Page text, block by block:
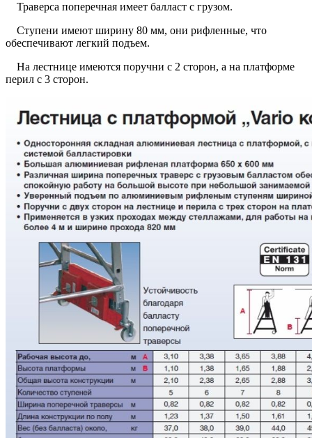
Траверса поперечная имеет балласт с грузом.
Ступени имеют ширину 80 мм, они рифленные, что
обеспечивают легкий подъем.
На лестнице имеются поручни с 2 сторон, а на платформе
перил с 3 сторон.